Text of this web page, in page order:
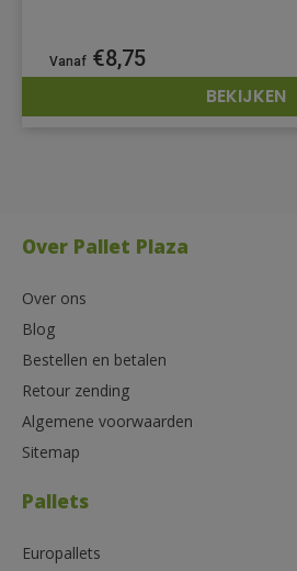
€8,75
BEKIJKEN
Over Pallet Plaza
Over ons
Blog
Bestellen en betalen
Retour zending
Algemene voorwaarden
Sitemap
Pallets
Europallets